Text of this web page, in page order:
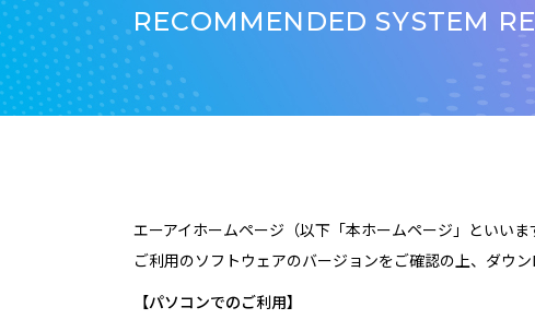
RECOMMENDED SYSTEM
エーアイホームページ（以下「本ホームページ」といい
ご利用のソフトウェアのバージョンをご確認の上、ダウン
【パソコンでのご利用】